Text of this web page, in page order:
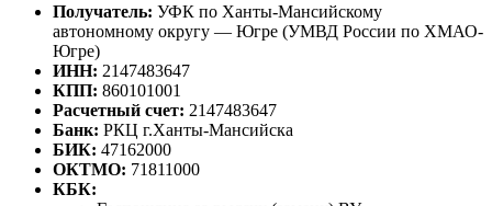
Получатель: УФК по Ханты-Мансийскому
автономному округу — Югре (УМВД России по ХМАО-
Югре)
ИНН: 2147483647
КПП: 860101001
Расчетный счет: 2147483647
Банк: РКЦ г.Ханты-Мансийска
БИК: 47162000
ОКТМО: 71811000
КБК: